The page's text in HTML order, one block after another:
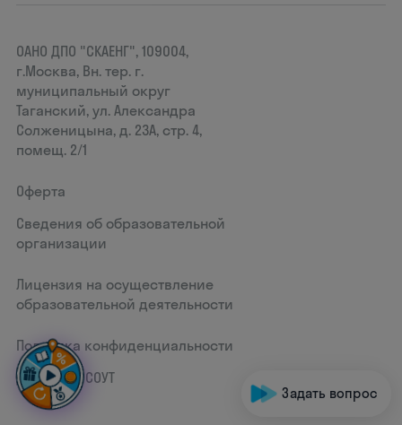
ОАНО ДПО "СКАЕНГ", 109004,
г.Москва, Вн. тер. г.
муниципальный округ
Таганский, ул. Александра
Солженицына, д. 23А, стр. 4,
помещ. 2/1
Оферта
Сведения об образовательной
организации
Лицензия на осуществление
образовательной деятельности
Политика конфиденциальности
Документ СОУТ
Задать вопрос